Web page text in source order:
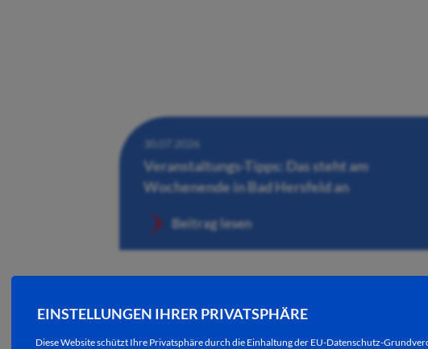
EINSTELLUNGEN IHRER PRIVATSPHÄRE
Diese Website schützt Ihre Privatsphäre durch die Einhaltung der EU-Datenschutz-
30.07.2026
Veranstaltungs-Tipps: Das steht am
Wochenende in Bad Hersfeld an
Beitrag lesen